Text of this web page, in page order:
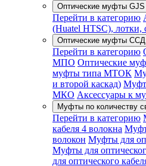
Оптические муфты GJS
Перейти в категорию
(Huatel HTSC), лотки,
Оптические муфты
Перейти в категорию
МПО Оптические
муфты типа МТОК
и второй каскад)
МКО Аксессуары к
Муфты по количеству
Перейти в категорию
кабеля 4 волокна
волокон Муфты для
Муфты для
для оптического